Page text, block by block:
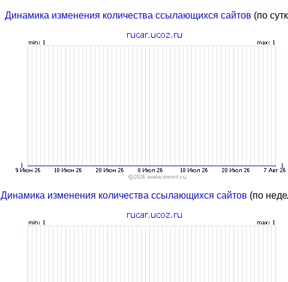
Динамика изменения количества ссылающихся сайтов (по
Динамика изменения количества ссылающихся сайтов (по